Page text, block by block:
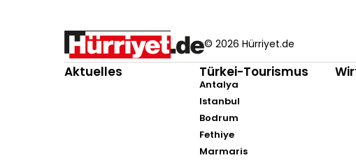
© 2026 Hürriyet.de
Aktuelles Türkei-Tourismus
Antalya
Istanbul
Bodrum
Fethiye
Marmaris